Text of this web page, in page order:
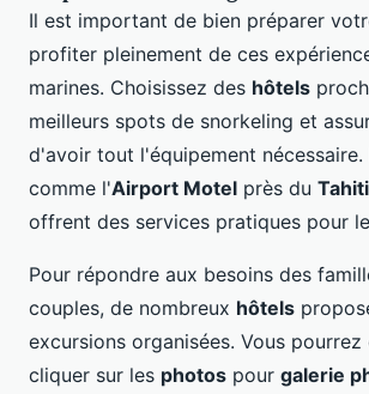
Il est important de bien préparer
profiter pleinement de ces
marines. Choisissez des hôtels
meilleurs spots de snorkeling et
d'avoir tout l'équipement nécessaire.
comme l'Airport Motel près du
offrent des services pratiques pour
Pour répondre aux besoins des
couples, de nombreux hôtels
excursions organisées. Vous pourrez
cliquer sur les photos pour galerie